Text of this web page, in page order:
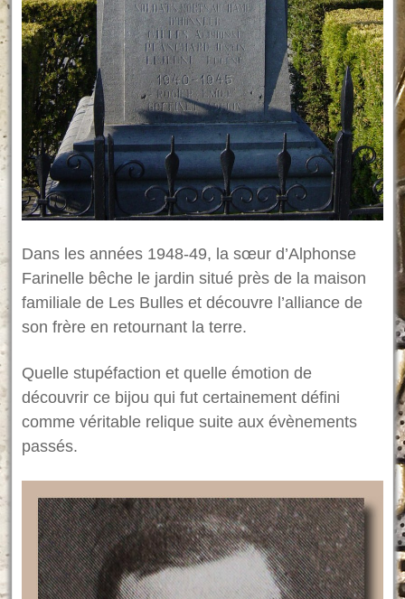
Dans les années 1948-49, la sœur d’Alphonse
Farinelle bêche le jardin situé près de la maison
familiale de Les Bulles et découvre l’alliance de
son frère en retournant la terre.
Quelle stupéfaction et quelle émotion de
découvrir ce bijou qui fut certainement défini
comme véritable relique suite aux évènements
passés.